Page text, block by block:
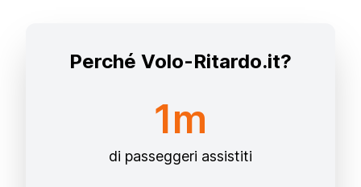
Perché Volo-Ritardo.it?
1m
di passeggeri assistiti